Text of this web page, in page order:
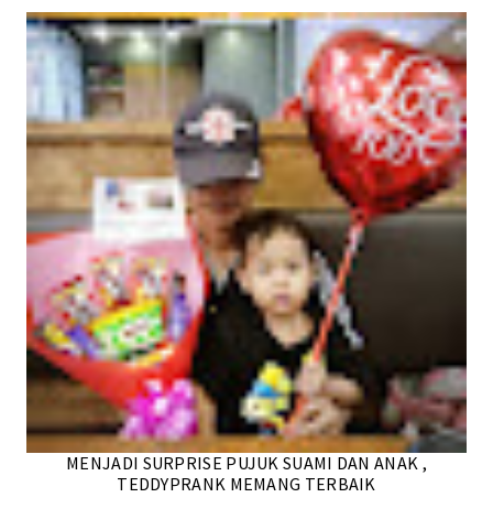
MENJADI SURPRISE PUJUK SUAMI DAN ANAK ,
TEDDYPRANK MEMANG TERBAIK